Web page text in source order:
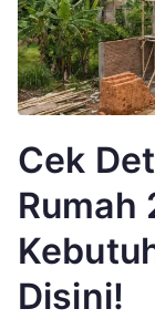
Cek
Rumah
Disini!